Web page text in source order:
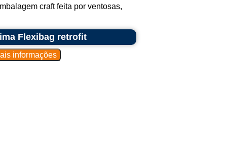
craft feita por ventosas,
Flexibag retrofit